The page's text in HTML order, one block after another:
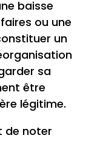
baisse
ou une
un
sa
être
légitime.
de noter